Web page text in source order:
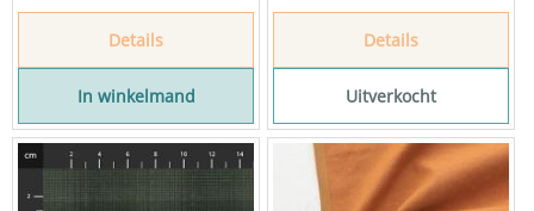
Details
In winkelmand
Details
Uitverkocht